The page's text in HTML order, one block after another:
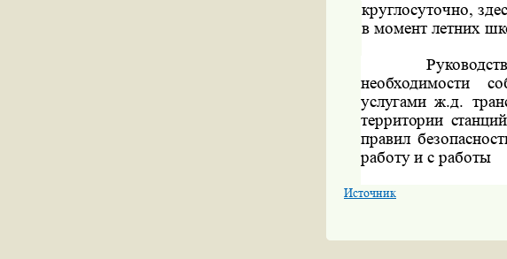
круглосуточно,
в момент летних
необходимости
услугамиж.д.
территории
правил
работу и с работы
Источник